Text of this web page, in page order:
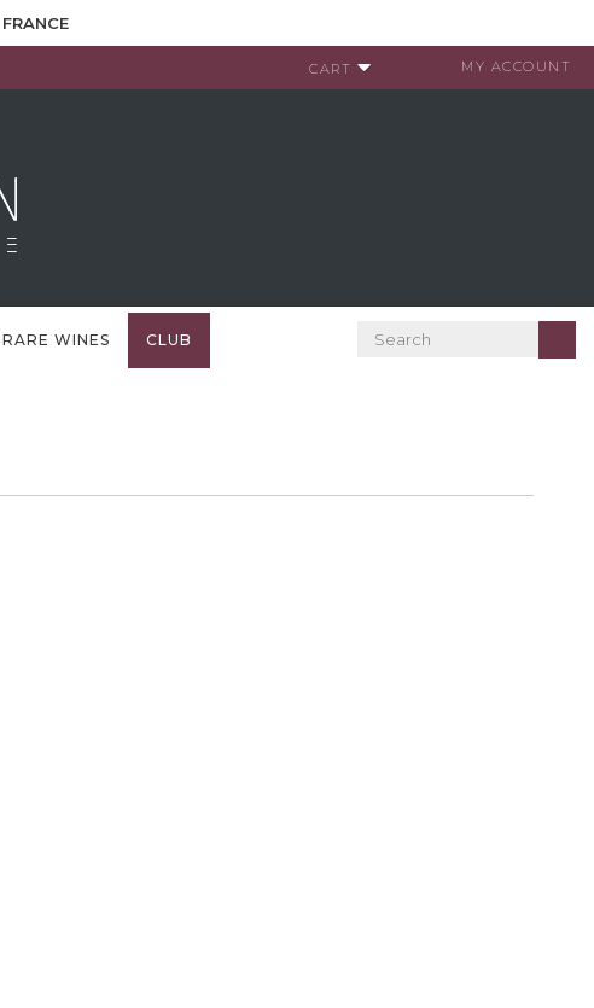
MY ACCOUNT
CART
RARE WINES CLUB